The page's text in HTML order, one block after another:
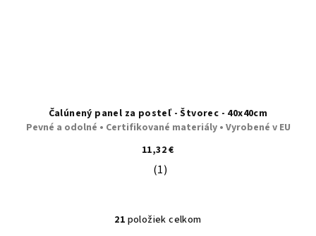
Čalúnený panel za posteľ - Štvorec - 40x40cm
Pevné a odolné • Certifikované materiály • Vyrobené v EU
11,32 €
Priemerné hodnotenie produktu
(1)
O
21 položiek celkom